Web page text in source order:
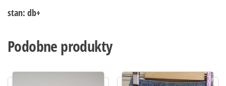
stan: db+
Podobne produkty